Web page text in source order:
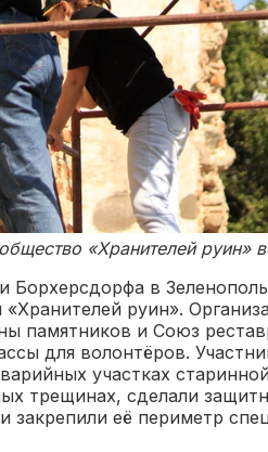
«Хранителей руин»
Борхерсдорфа в
руин».
памятников и Союз
для волонтёров.
участках
трещинах, сделали
закрепили её периметр